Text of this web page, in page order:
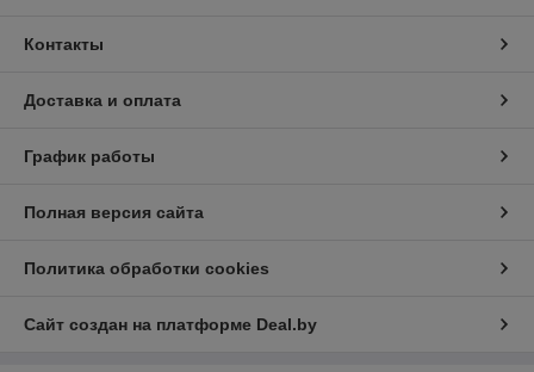
Контакты
Доставка и оплата
График работы
Полная версия сайта
Политика обработки cookies
Сайт создан на платформе Deal.by